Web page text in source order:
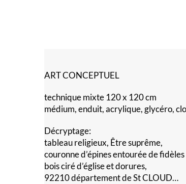
ART CONCEPTUEL
technique mixte 120 x 120 cm
médium, enduit, acrylique, glycéro,
Décryptage:
tableau religieux, Être suprême,
couronne d’épines entourée de
bois ciré d’église et dorures,
92210 département de St CLOUD…